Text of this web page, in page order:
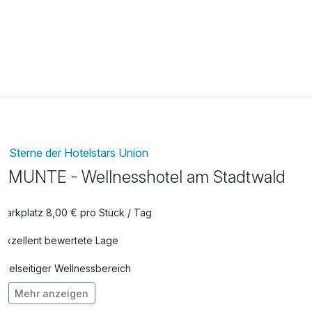
Sterne der Hotelstars Union
MUNTE - Wellnesshotel am Stadtwald
Parkplatz 8,00 € pro Stück / Tag
Exzellent bewertete Lage
Vielseitiger Wellnessbereich
Hunde im Hotel erlaubt für 15,00 € pro Stück / Tag
Mehr anzeigen